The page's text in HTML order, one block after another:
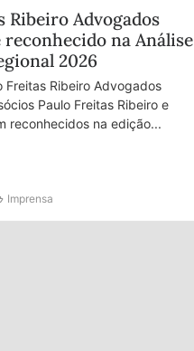
Ribeiro Advogados
reconhecido na Análise
2026
Freitas Ribeiro Advogados
Paulo Freitas Ribeiro e
reconhecidos na edição...
Imprensa